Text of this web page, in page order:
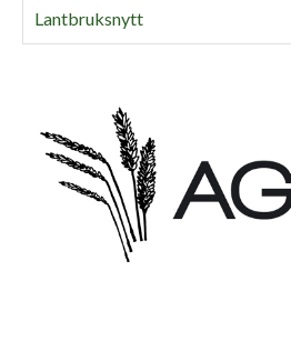
Lantbruksnytt